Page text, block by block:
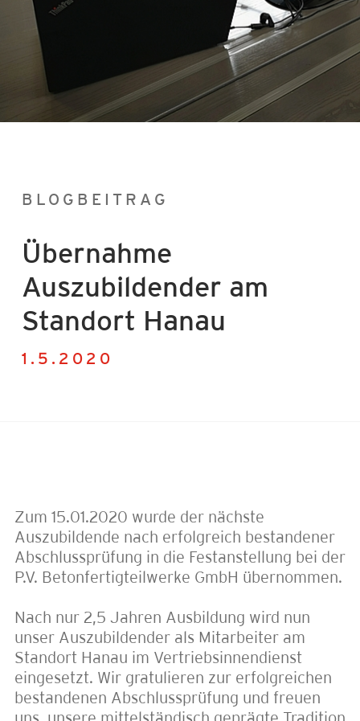
Aktuelles
Karriere
BLOGBEITRAG
Übernahme
Auszubildender am
Standort Hanau
1.5.2020
Zum 15.01.2020 wurde der nächste
Auszubildende nach erfolgreich bestandener
Abschlussprüfung in die Festanstellung bei der
P.V. Betonfertigteilwerke GmbH übernommen.
Nach nur 2,5 Jahren Ausbildung wird nun
unser Auszubildender als Mitarbeiter am
Standort Hanau im Vertriebsinnendienst
eingesetzt. Wir gratulieren zur erfolgreichen
bestandenen Abschlussprüfung und freuen